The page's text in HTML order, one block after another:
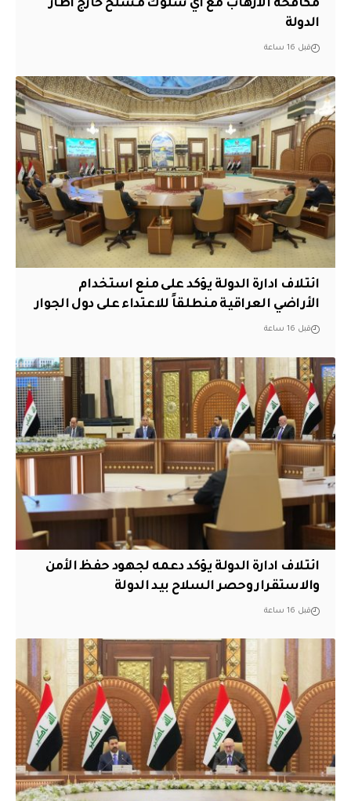
مكافحة الارهاب مع اي سلوك مسلح خارج اطار
الدولة
قبل 16 ساعة
ائتلاف ادارة الدولة يؤكد على منع استخدام
الأراضي العراقية منطلقاً للاعتداء على دول الجوار
قبل 16 ساعة
ائتلاف ادارة الدولة يؤكد دعمه لجهود حفظ الأمن
والاستقرار وحصر السلاح بيد الدولة
قبل 16 ساعة